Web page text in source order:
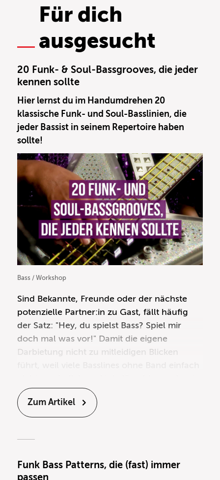
Für dich
ausgesucht
20 Funk- & Soul-Bassgrooves, die jeder
kennen sollte
Bass / Workshop
Hier lernst du im Handumdrehen 20
klassische Funk- und Soul-Basslinien, die
jeder Bassist in seinem Repertoire haben
sollte!
Sind Bekannte, Freunde oder der nächste
potenzielle Partner:in zu Gast, fällt häufig
der Satz: "Hey, du spielst Bass? Spiel mir
doch mal was vor!" Damit die eigene
Darbietung nicht zu mitleidigen Blicken
ihr in diesem Bass-Workshop 20 bekannte
Bassgrooves aus dem Genre "Funk & Soul".
Mit diesen berühmten Bassgrooves löst ihr
Aushilfsgig bei einer entsprechenden Top40-
oder Coverband könnt ihr sie ganz sicher
Zum Artikel
Funk Bass Patterns, die (fast) immer
passen